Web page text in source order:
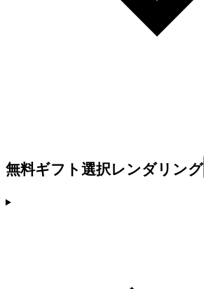
無料ギフト選択レンダリング